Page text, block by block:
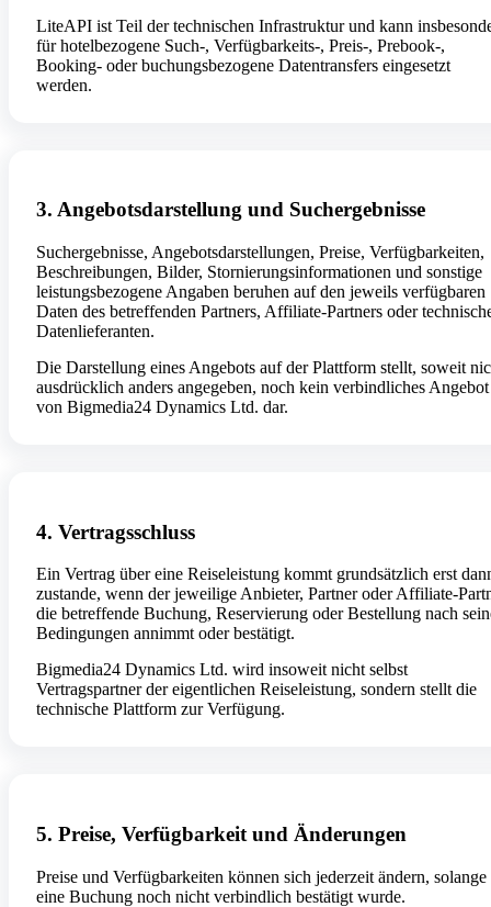
LiteAPI ist Teil der technischen Infrastruktur und kann
für hotelbezogene Such-, Verfügbarkeits-, Preis-, Prebook-,
Booking- oder buchungsbezogene Datentransfers eingesetzt
werden.
3. Angebotsdarstellung und Suchergebnisse
Suchergebnisse, Angebotsdarstellungen, Preise, Verfügbarkeiten,
Beschreibungen, Bilder, Stornierungsinformationen und sonstige
leistungsbezogene Angaben beruhen auf den jeweils verfügbaren
Daten des betreffenden Partners, Affiliate-Partners oder
Datenlieferanten.
Die Darstellung eines Angebots auf der Plattform stellt, soweit
ausdrücklich anders angegeben, noch kein verbindliches Angebot
von Bigmedia24 Dynamics Ltd. dar.
4. Vertragsschluss
Ein Vertrag über eine Reiseleistung kommt grundsätzlich erst
zustande, wenn der jeweilige Anbieter, Partner oder Affiliate-
die betreffende Buchung, Reservierung oder Bestellung nach
Bedingungen annimmt oder bestätigt.
Bigmedia24 Dynamics Ltd. wird insoweit nicht selbst
Vertragspartner der eigentlichen Reiseleistung, sondern stellt die
technische Plattform zur Verfügung.
5. Preise, Verfügbarkeit und Änderungen
Preise und Verfügbarkeiten können sich jederzeit ändern, solange
eine Buchung noch nicht verbindlich bestätigt wurde.